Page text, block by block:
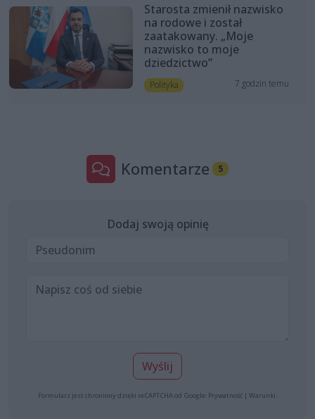
Starosta zmienił nazwisko
na rodowe i został
zaatakowany. „Moje
nazwisko to moje
dziedzictwo”
Polityka 7 godzin temu
Komentarze 5
Dodaj swoją opinię
Wyślij
Formularz jest chroniony dzięki reCAPTCHA od Google: Prywatność | Warunki